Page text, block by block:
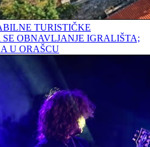
TURISTIČKE
OBNAVLJANJE IGRALIŠTA;
U ORAŠCU